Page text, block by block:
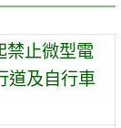
禁止微型電
道及自行車